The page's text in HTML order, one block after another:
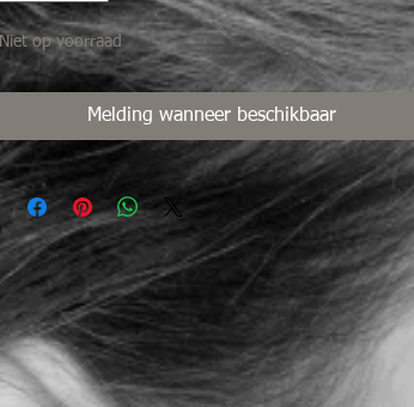
Niet op voorraad
Melding wanneer beschikbaar